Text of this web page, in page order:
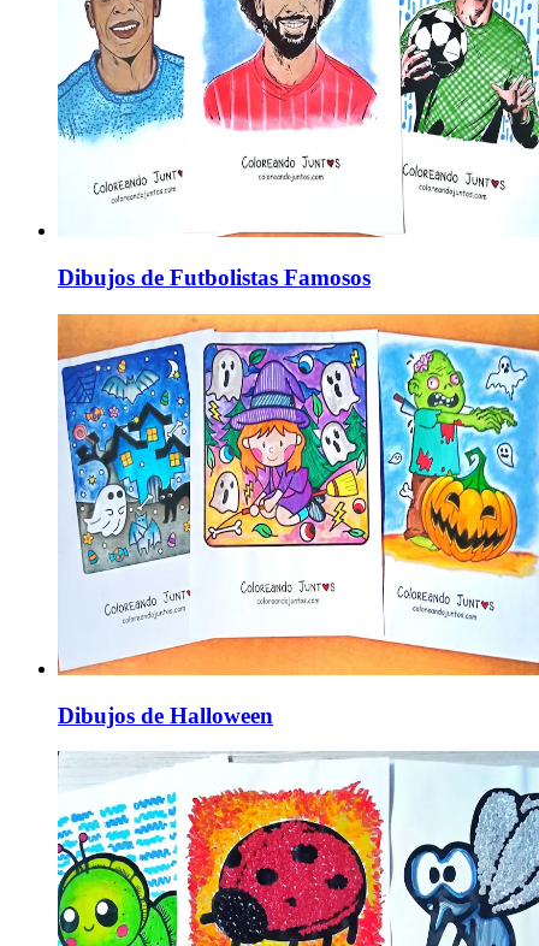
Dibujos de Futbolistas Famosos
Dibujos de Halloween